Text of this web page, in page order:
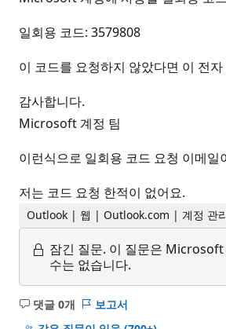
일회용 코드: 3579808
이 코드를 요청하지 않았다면 이 전
감사합니다.
Microsoft 계정 팀
이런식으로 일회용 코드 요청 이메
저는 코드 요청 한적이 없어요.
Outlook | 웹 | Outlook.com | 계정 관
잠긴 질문. 이 질문은 Microsoft
수는 없습니다.
댓글 0개
설
보고서